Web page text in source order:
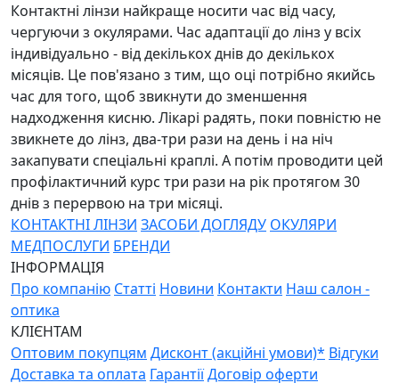
Контактні лінзи найкраще носити час від часу,
чергуючи з окулярами. Час адаптації до лінз у всіх
індивідуально - від декількох днів до декількох
місяців. Це пов'язано з тим, що оці потрібно якийсь
час для того, щоб звикнути до зменшення
надходження кисню. Лікарі радять, поки повністю не
звикнете до лінз, два-три рази на день і на ніч
закапувати спеціальні краплі. А потім проводити цей
профілактичний курс три рази на рік протягом 30
днів з перервою на три місяці.
КОНТАКТНІ ЛІНЗИ ЗАСОБИ ДОГЛЯДУ ОКУЛЯРИ
МЕДПОСЛУГИ БРЕНДИ
ІНФОРМАЦІЯ
Про компанію Статті Новини Контакти Наш салон -
оптика
КЛІЄНТАМ
Оптовим покупцям Дисконт (акційні умови)* Відгуки
Доставка та оплата ГарантіїДоговір оферти